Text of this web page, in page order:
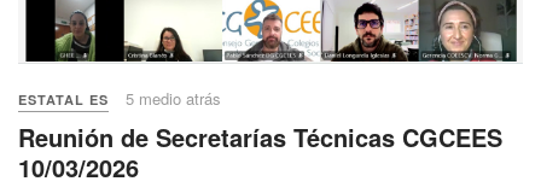
ESTATAL ES 5 medio atrás
Reunión de Secretarías Técnicas CGCEES
10/03/2026